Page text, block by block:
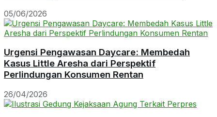
05/06/2026
Urgensi Pengawasan Daycare: Membedah
Kasus Little Aresha dari Perspektif
Perlindungan Konsumen Rentan
26/04/2026